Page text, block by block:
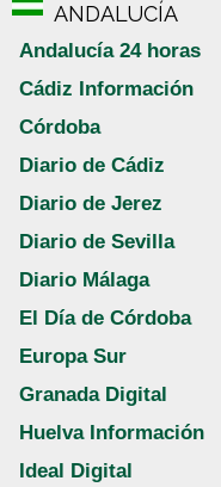
ANDALUCÍA
Andalucía 24 horas
Cádiz Información
Córdoba
Diario de Cádiz
Diario de Jerez
Diario de Sevilla
Diario Málaga
El Día de Córdoba
Europa Sur
Granada Digital
Huelva Información
Ideal Digital